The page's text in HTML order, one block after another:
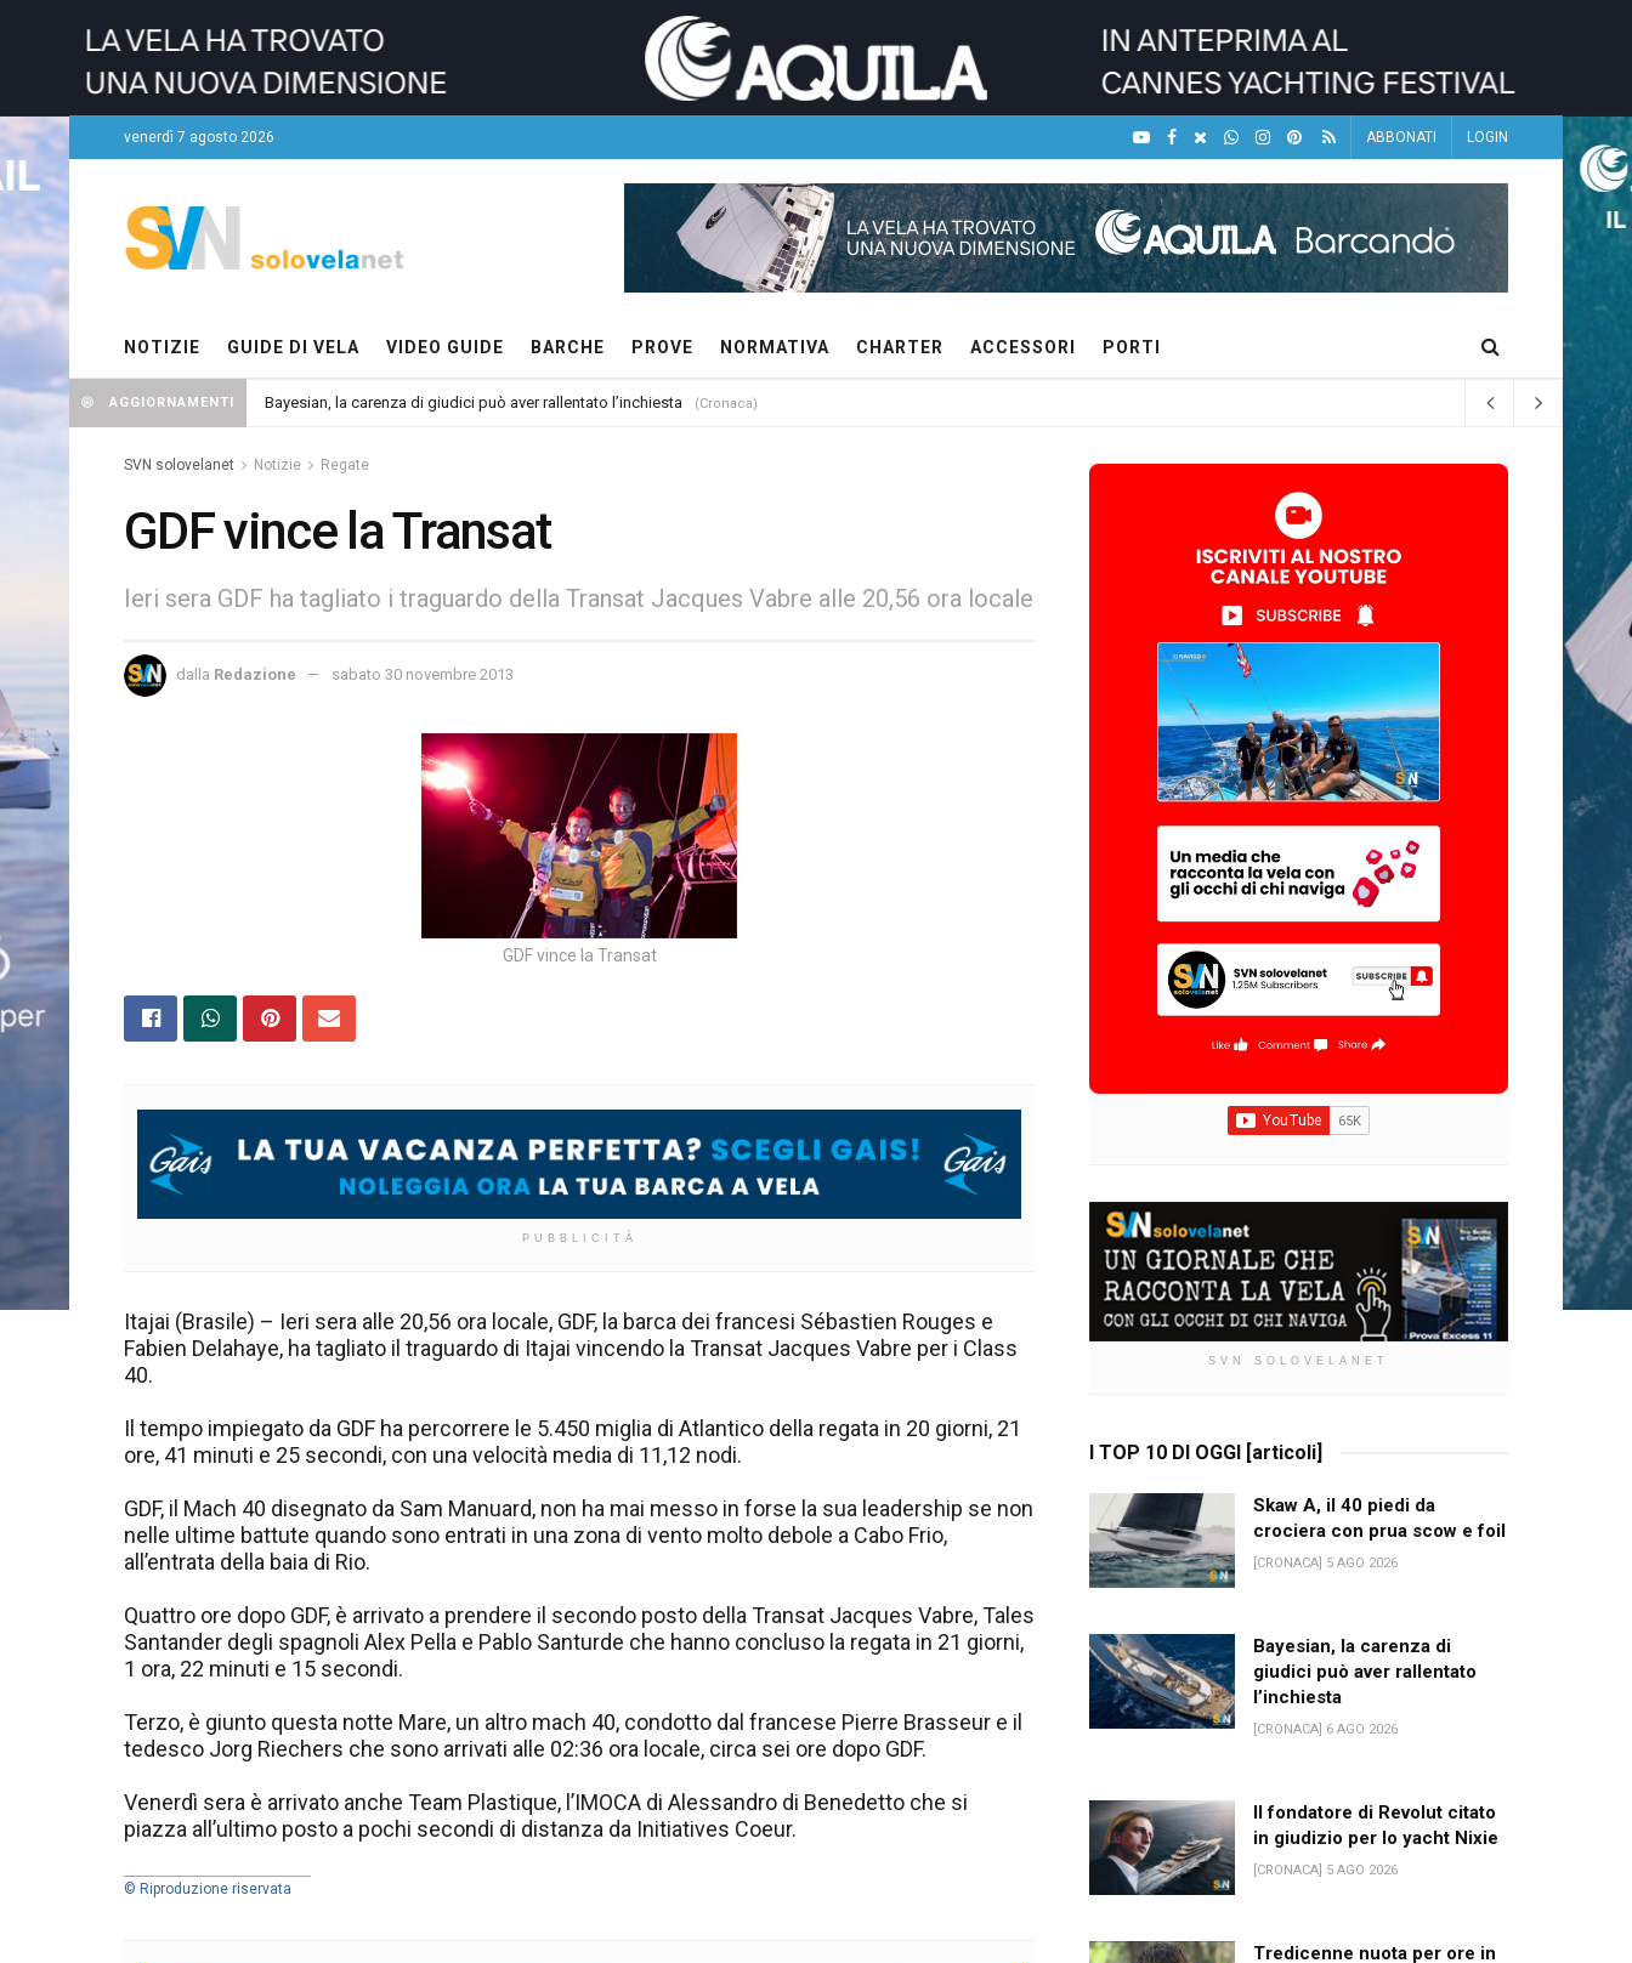
venerdì 7 agosto 2026 ABBONATI LOGIN
NOTIZIE GUIDE DI VELA VIDEO GUIDE BARCHE PROVE NORMATIVA CHARTER ACCESSORI PORTI
AGGIORNAMENTI Bayesian, la carenza di giudici può aver rallentato l’inchiesta (Cronaca)
SVN solovelanet Notizie Regate
GDF vince la Transat
Ieri sera GDF ha tagliato i traguardo della Transat Jacques Vabre alle 20,56 ora locale
dalla Redazione sabato 30 novembre 2013
GDF vince la Transat
PUBBLICITÀ
Itajai (Brasile) – Ieri sera alle 20,56 ora locale, GDF, la barca dei francesi Sébastien Rouges e
Fabien Delahaye, ha tagliato il traguardo di Itajai vincendo la Transat Jacques Vabre per i Class
40.
Il tempo impiegato da GDF ha percorrere le 5.450 miglia di Atlantico della regata in 20 giorni, 21
ore, 41 minuti e 25 secondi, con una velocità media di 11,12 nodi.
GDF, il Mach 40 disegnato da Sam Manuard, non ha mai messo in forse la sua leadership se non
nelle ultime battute quando sono entrati in una zona di vento molto debole a Cabo Frio,
all’entrata della baia di Rio.
Quattro ore dopo GDF, è arrivato a prendere il secondo posto della Transat Jacques Vabre, Tales
Santander degli spagnoli Alex Pella e Pablo Santurde che hanno concluso la regata in 21 giorni,
1 ora, 22 minuti e 15 secondi.
Terzo, è giunto questa notte Mare, un altro mach 40, condotto dal francese Pierre Brasseur e il
tedesco Jorg Riechers che sono arrivati alle 02:36 ora locale, circa sei ore dopo GDF.
Venerdì sera è arrivato anche Team Plastique, l’IMOCA di Alessandro di Benedetto che si
piazza all’ultimo posto a pochi secondi di distanza da Initiatives Coeur.
© Riproduzione riservata
SVN SOLOVELANET
I TOP 10 DI OGGI [articoli]
Skaw A, il 40 piedi da
crociera con prua scow e foil
[CRONACA] 5 AGO 2026
Bayesian, la carenza di
giudici può aver rallentato
l’inchiesta
[CRONACA] 6 AGO 2026
Il fondatore di Revolut citato
in giudizio per lo yacht Nixie
[CRONACA] 5 AGO 2026
Tredicenne nuota per ore in